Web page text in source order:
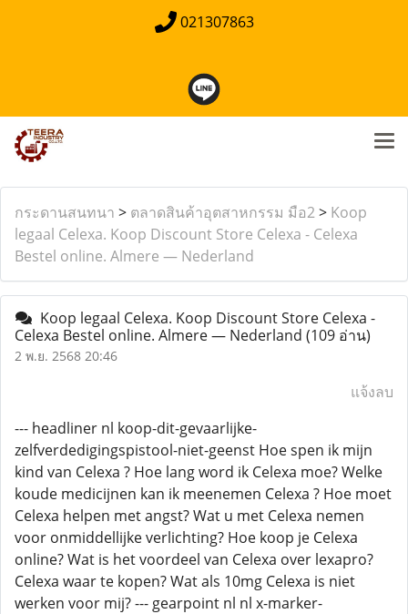
021307863
กระดานสนทนา > ตลาดสินค้าอุตสาหกรรม มือ2> Koop
legaal Celexa. Koop Discount Store Celexa - Celexa
Bestel online. Almere — Nederland
Koop legaal Celexa. Koop Discount Store Celexa -
Celexa Bestel online. Almere — Nederland (109 อ่าน)
2 พ.ย. 2568 20:46
แจ้งลบ
--- headliner nl koop-dit-gevaarlijke-
zelfverdedigingspistool-niet-geenst Hoe spen ik mijn
kind van Celexa ? Hoe lang word ik Celexa moe? Welke
koude medicijnen kan ik meenemen Celexa ? Hoe moet
Celexa helpen met angst? Wat u met Celexa nemen
voor onmiddellijke verlichting? Hoe koop je Celexa
online? Wat is het voordeel van Celexa over lexapro?
Celexa waar te kopen? Wat als 10mg Celexa is niet
werken voor mij? --- gearpoint nl nl x-marker-